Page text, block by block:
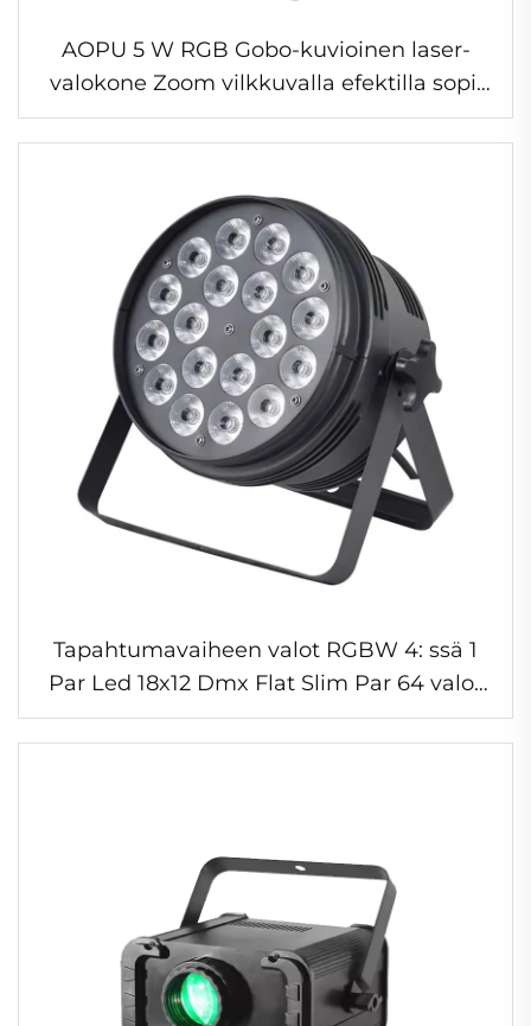
AOPU 5 W RGB Gobo-kuvioinen laser-
valokone Zoom vilkkuvalla efektilla sopii
DJ-laser esityksiin
Tapahtumavaiheen valot RGBW 4: ssä 1
Par Led 18x12 Dmx Flat Slim Par 64 valot
Dj Disco juhlaa varten